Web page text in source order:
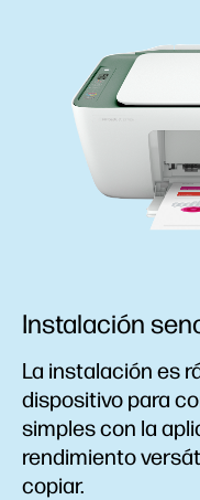
Instalación
La instalación es
dispositivo para
simples con la
rendimiento
copiar.